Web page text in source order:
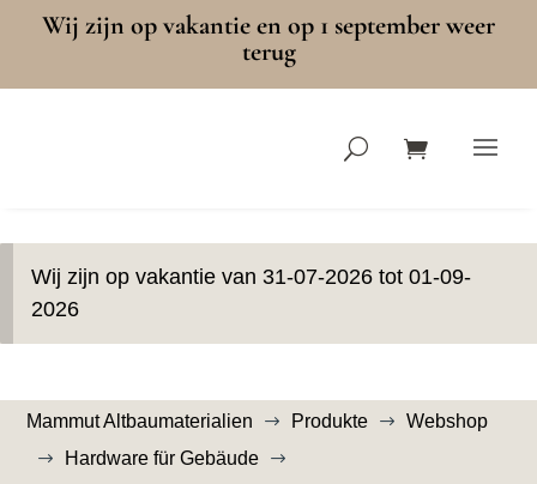
Wij zijn op vakantie en op 1 september weer
terug
Wij zijn op vakantie van 31-07-2026 tot 01-09-
2026
Mammut Altbaumaterialien $ Produkte $ Webshop
$ Hardware für Gebäude $